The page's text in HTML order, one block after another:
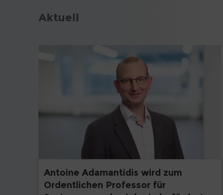
Aktuell
Antoine Adamantidis wird zum
Ordentlichen Professor für